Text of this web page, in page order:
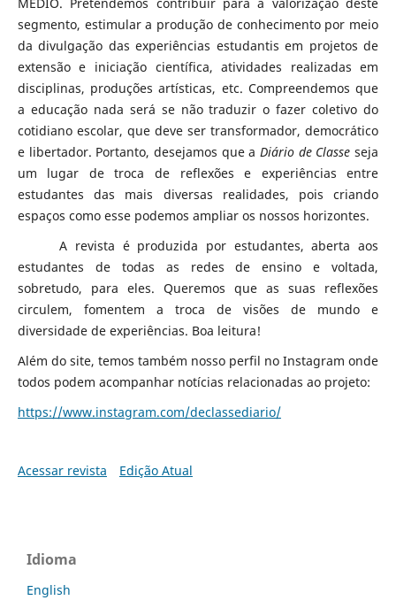
segmento, estimular a produção de conhecimento por meio
da divulgação das experiências estudantis em projetos de
extensão e iniciação científica, atividades realizadas em
disciplinas, produções artísticas, etc. Compreendemos que
a educação nada será se não traduzir o fazer coletivo do
cotidiano escolar, que deve ser transformador, democrático
e libertador. Portanto, desejamos que aDiário de Classeseja
um lugar de troca de reflexões e experiências entre
estudantes das mais diversas realidades, pois criando
espaços como esse podemos ampliar os nossos horizontes.
A revista é produzida por estudantes, aberta aos
estudantes de todas as redes de ensino e voltada,
sobretudo, para eles. Queremos que as suas reflexões
circulem, fomentem a troca de visões de mundo e
diversidade de experiências. Boa leitura!
Além do site, temos também nosso perfil no Instagram onde
todos podem acompanhar notícias relacionadas ao projeto:
https://www.instagram.com/declassediario/
Acessar revista Edição Atual
Idioma
English